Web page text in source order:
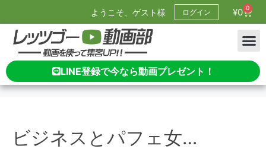
ようこそ、ゲスト様 ログイン ¥0 0
LINE登録で今なら動画プレゼント！
ビジネスとパフェ女…